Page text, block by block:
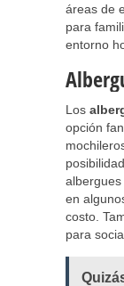
áreas de
para
entorno
Los
opción
albergues
en
costo.
para